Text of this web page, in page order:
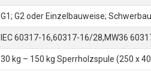
G1; G2 oder Einzelbauweise;
IEC 60317-16,60317-16/28,MW36
30 kg – 150 kg Sperrholzspule (250 x